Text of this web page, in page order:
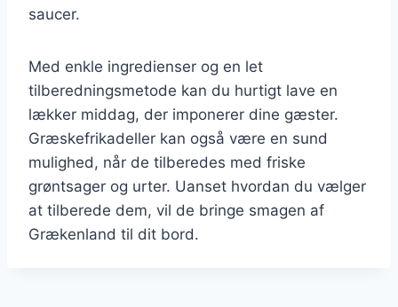
saucer.
Med enkle ingredienser og en let
tilberedningsmetode kan du hurtigt lave en
lækker middag, der imponerer dine gæster.
Græskefrikadeller kan også være en sund
mulighed, når de tilberedes med friske
grøntsager og urter. Uanset hvordan du vælger
at tilberede dem, vil de bringe smagen af
Grækenland til dit bord.